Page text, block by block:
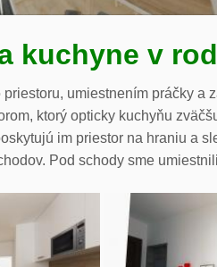
kuchyne v
umiestnením práčky
ktorý opticky kuchyňu
im priestor na hraniu a
Pod schody sme